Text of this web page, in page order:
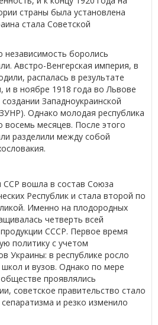
страны была установлена
стала Советской
боролись
Австро-Венгерская империя, в
распалась в результате
в ноябре 1918 года во Львове
Западноукраинской
Однако молодая республика
восемь месяцев. После этого
разделили между собой
ССР вошла в состав Союза
Республик и стала второй по
Именно на плодородных
четверть всей
СССР. Первое время
политику с учетом
Украины: в республике росло
школ и вузов. Однако по мере
проявлялись
советское правительство стало
и резко изменило